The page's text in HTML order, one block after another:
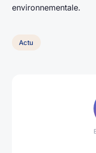
environnementale.
Actu